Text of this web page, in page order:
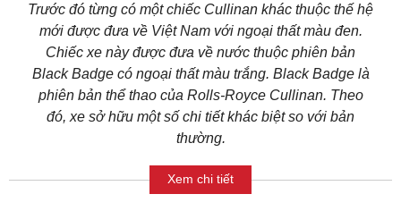
Trước đó từng có một chiếc Cullinan khác thuộc thế hệ
mới được đưa về Việt Nam với ngoại thất màu đen.
Chiếc xe này được đưa về nước thuộc phiên bản
Black Badge có ngoại thất màu trắng. Black Badge là
phiên bản thể thao của Rolls-Royce Cullinan. Theo
đó, xe sở hữu một số chi tiết khác biệt so với bản
thường.
Xem chi tiết